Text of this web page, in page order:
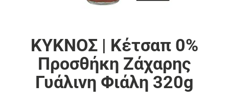
ΚΥΚΝΟΣ | Κέτσαπ 0%
Προσθήκη Ζάχαρης
Γυάλινη Φιάλη 320g